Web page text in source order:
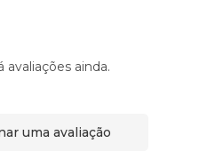
avaliações ainda.
uma avaliação